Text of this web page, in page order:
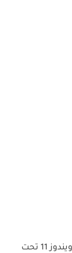
رسميا اصدار رسمي من نظام تشغيل ويندوز 11 تحت